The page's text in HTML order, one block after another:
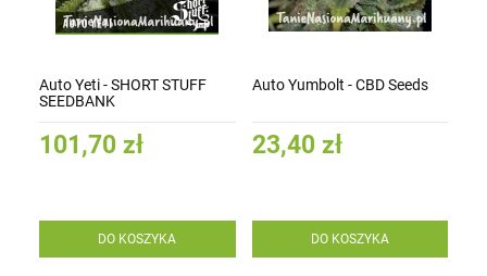
Auto Yeti - SHORT STUFF
SEEDBANK
101,70 zł
DO KOSZYKA
Auto Yumbolt - CBD Seeds
23,40 zł
DO KOSZYKA